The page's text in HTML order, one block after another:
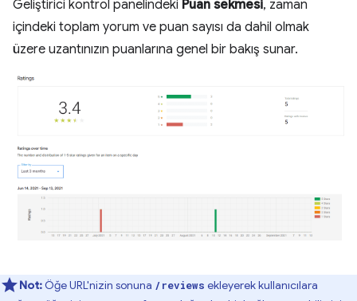
Geliştirici kontrol panelindeki Puan sekmesi, zaman
içindeki toplam yorum ve puan sayısı da dahil olmak
üzere uzantınızın puanlarına genel bir bakış sunar.
Not: Öğe URL'nizin sonuna /reviews ekleyerek kullanıcılara